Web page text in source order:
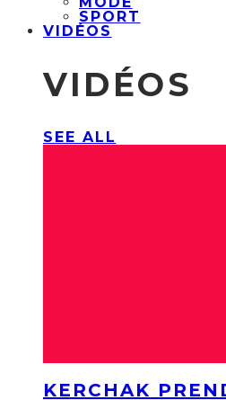
SPORT
VIDÉOS
VIDÉOS
SEE ALL
KERCHAK